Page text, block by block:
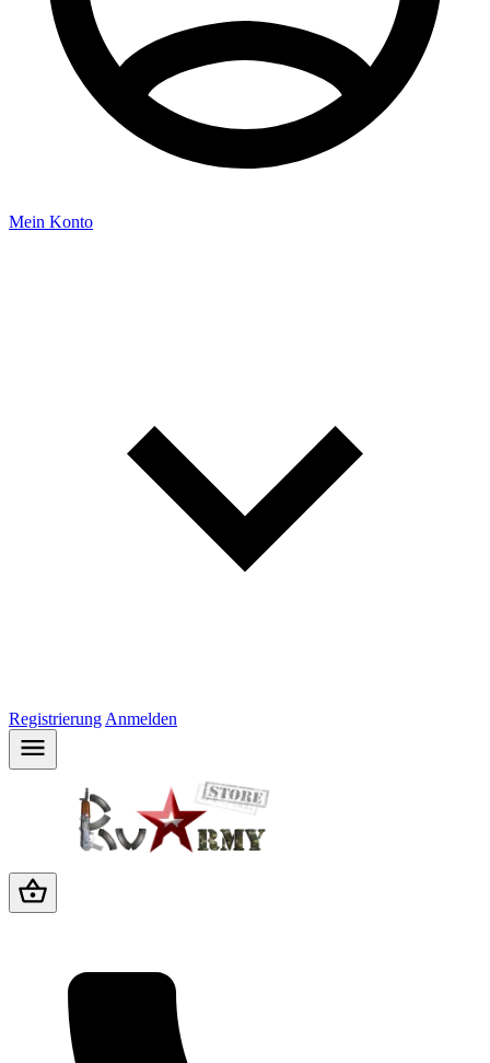
Mein Konto
Registrierung Anmelden